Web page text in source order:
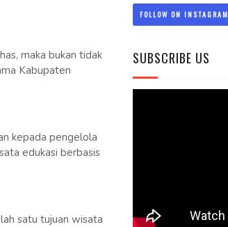
maka bukan tidak
Kabupaten
kepada pengelola
edukasi berbasis
satu tujuan wisata
FOLLOW ON INSTAGRAM
SUBSCRIBE US